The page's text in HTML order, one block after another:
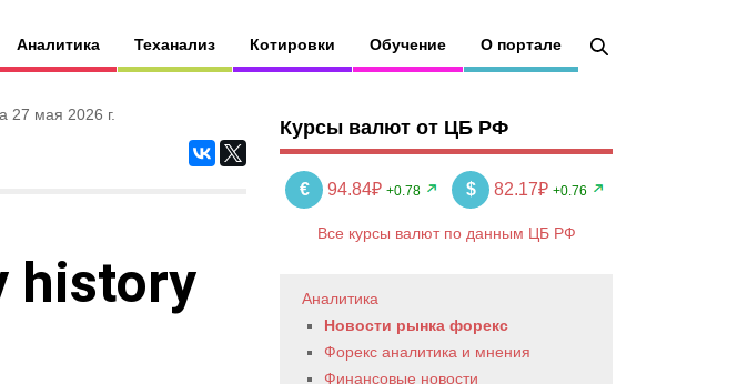
Аналитика Теханализ Котировки Обучение О портале
27 мая 2026 г.
history
Курсы валют от ЦБ РФ
€ 94.84₽ +0.78 $ 82.17₽ +0.76
Все курсы валют по данным ЦБ РФ
Аналитика
Новости рынка форекс
Форекс аналитика и мнения
Финансовые новости